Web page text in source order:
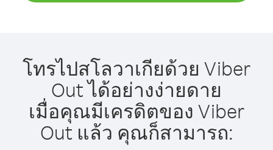
โทรไปสโลวาเกียด้วย Viber
Out ได้อย่างง่ายดาย
เมื่อคุณมีเครดิตของ Viber
Out แล้ว คุณก็สามารถ: